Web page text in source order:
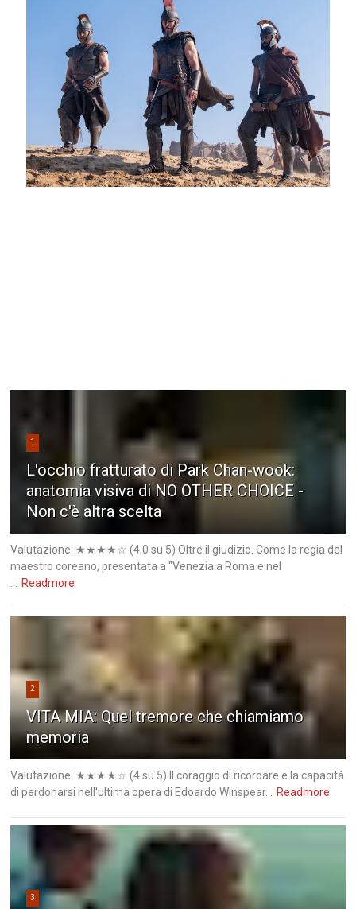
1
L'occhio fratturato di Park Chan-wook:
anatomia visiva di NO OTHER CHOICE -
Non c'è altra scelta
Valutazione: ★★★★☆ (4,0 su 5) Oltre il giudizio. Come la regia del
maestro coreano, presentata a "Venezia a Roma e nel
Readmore
2
VITA MIA: Quel tremore che chiamiamo
memoria
Valutazione: ★★★★☆ (4 su 5) Il coraggio di ricordare e la capacità
di perdonarsi nell'ultima opera di Edoardo Winspear...
Readmore
3